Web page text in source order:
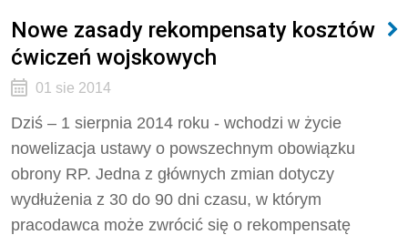
Nowe zasady rekompensaty kosztów
ćwiczeń wojskowych
01 sie 2014
Dziś – 1 sierpnia 2014 roku - wchodzi w życie
nowelizacja ustawy o powszechnym obowiązku
obrony RP. Jedna z głównych zmian dotyczy
wydłużenia z 30 do 90 dni czasu, w którym
pracodawca może zwrócić się o rekompensatę